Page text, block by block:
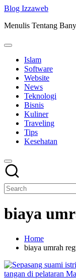
Skip
content
Blog Izzaweb
Menulis Tentang
Islam
Software
Website
News
Teknologi
Bisnis
Kuliner
Traveling
Tips
Kesehatan
biaya
Home
biaya umrah